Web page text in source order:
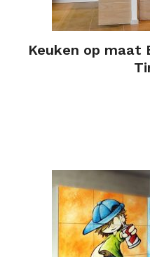
Keuken op maat